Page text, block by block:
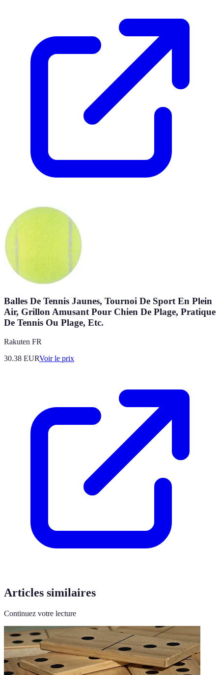
Balles De Tennis Jaunes, Tournoi De Sport En Plein
Air, Grillon Amusant Pour Chien De Plage, Pratique
De Tennis Ou Plage, Etc.
Rakuten FR
30.38 EURVoir le prix
Articles similaires
Continuez votre lecture